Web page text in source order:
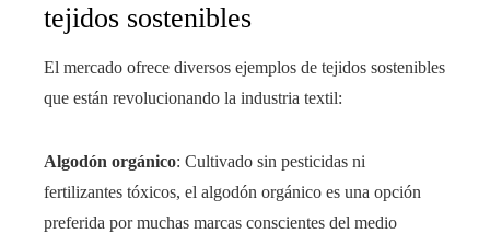
tejidos sostenibles
El mercado ofrece diversos ejemplos de tejidos sostenibles
que están revolucionando la industria textil:
Algodón orgánico: Cultivado sin pesticidas ni
fertilizantes tóxicos, el algodón orgánico es una opción
preferida por muchas marcas conscientes del medio